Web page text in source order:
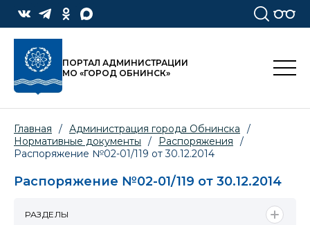
ПОРТАЛ АДМИНИСТРАЦИИ
МО «ГОРОД ОБНИНСК»
Главная / Администрация города Обнинска
/
Нормативные документы
/ Распоряжения
/
Распоряжение №02-01/119 от 30.12.2014
Распоряжение №02-01/119 от 30.12.2014
РАЗДЕЛЫ